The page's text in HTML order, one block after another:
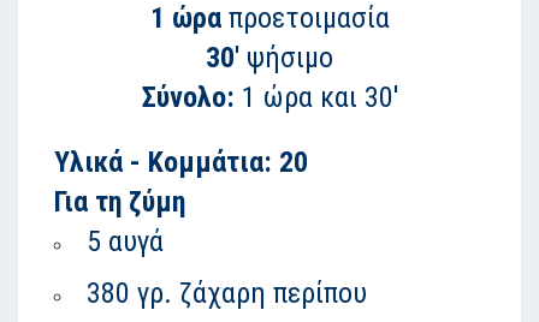
1 ώραπροετοιμασία
30' ψήσιμο
Σύνολο: 1 ώρα και 30'
Υλικά - Κομμάτια: 20
Για τη ζύμη
5 αυγά
380 γρ. ζάχαρη περίπου